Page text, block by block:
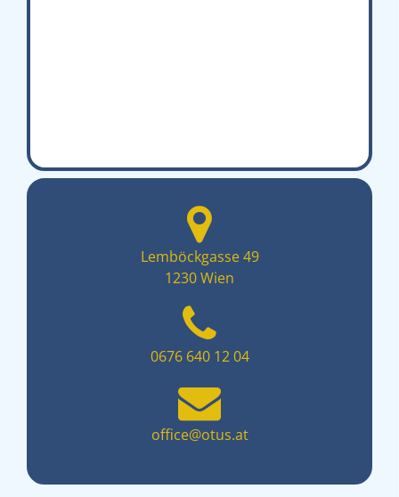
Lemböckgasse 49
1230 Wien
0676 640 12 04
office@otus.at